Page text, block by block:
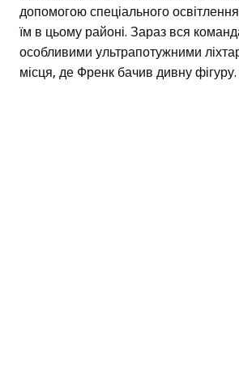
допомогою спеціального
їм в цьому районі. Зараз вся
особливими ультрапотужними
місця, де Френк бачив дивну фігуру.